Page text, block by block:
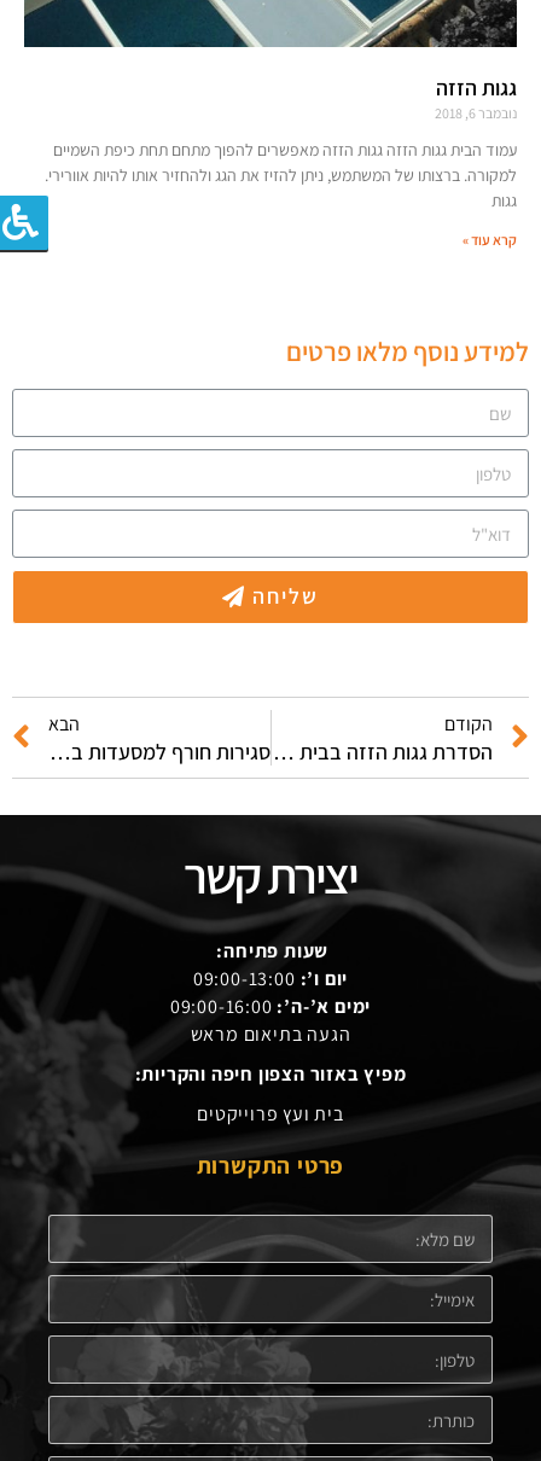
גגות הזזה
נובמבר 6, 2018
עמוד הבית גגות הזזה גגות הזזה מאפשרים להפוך מתחם תחת כיפת השמיים
למקורה. ברצותו של המשתמש, ניתן להזיז את הגג ולהחזיר אותו להיות אוורירי.
גגות
קרא עוד »
למידע נוסף מלאו פרטים
שליחה
הקודם
הסדרת גגות הזזה בבית הלקוח – טיפים נבחרים
הבא
סגירות חורף למסעדות בהתאם למיפוי החלק החיצוני שלהן
יצירת קשר
שעות פתיחה:
יום ו’:09:00-13:00
ימים א’-ה’:09:00-16:00
הגעה בתיאום מראש
מפיץ באזור הצפון חיפה והקריות:
בית ועץ פרוייקטים
פרטי התקשרות